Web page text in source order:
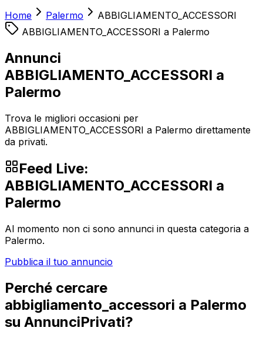
Home Palermo
ABBIGLIAMENTO_ACCESSORI
ABBIGLIAMENTO_ACCESSORI a Palermo
Annunci
ABBIGLIAMENTO_ACCESSORI a
Palermo
Trova le migliori occasioni per
ABBIGLIAMENTO_ACCESSORI a Palermo direttamente
da privati.
Feed Live:
ABBIGLIAMENTO_ACCESSORI a
Palermo
Al momento non ci sono annunci in questa categoria a
Palermo.
Pubblica il tuo annuncio
Perché cercare
abbigliamento_accessori a Palermo
su AnnunciPrivati?